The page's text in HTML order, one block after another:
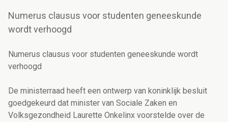
Numerus clausus voor studenten geneeskunde
wordt verhoogd
Numerus clausus voor studenten geneeskunde wordt
verhoogd
De ministerraad heeft een ontwerp van koninklijk besluit
goedgekeurd dat minister van Sociale Zaken en
Volksgezondheid Laurette Onkelinx voorstelde over de